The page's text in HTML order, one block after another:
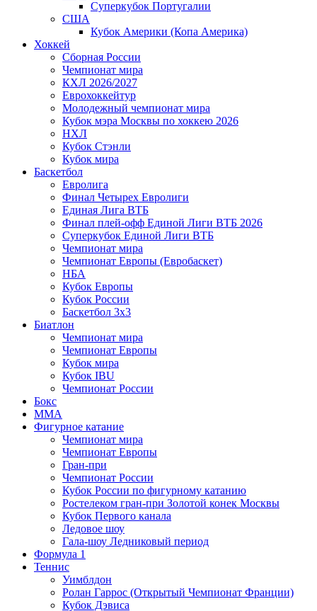
Суперкубок Португалии
США
Кубок Америки (Копа Америка)
Хоккей
Сборная России
Чемпионат мира
КХЛ 2026/2027
Еврохоккейтур
Молодежный чемпионат мира
Кубок мэра Москвы по хоккею 2026
НХЛ
Кубок Стэнли
Кубок мира
Баскетбол
Евролига
Финал Четырех Евролиги
Единая Лига ВТБ
Финал плей-офф Единой Лиги ВТБ 2026
Суперкубок Единой Лиги ВТБ
Чемпионат мира
Чемпионат Европы (Евробаскет)
НБА
Кубок Европы
Кубок России
Баскетбол 3х3
Биатлон
Чемпионат мира
Чемпионат Европы
Кубок мира
Кубок IBU
Чемпионат России
Бокс
MMA
Фигурное катание
Чемпионат мира
Чемпионат Европы
Гран-при
Чемпионат России
Кубок России по фигурному катанию
Ростелеком гран-при Золотой конек Москвы
Кубок Первого канала
Ледовое шоу
Гала-шоу Ледниковый период
Формула 1
Теннис
Уимблдон
Ролан Гаррос (Открытый Чемпионат Франции)
Кубок Дэвиса